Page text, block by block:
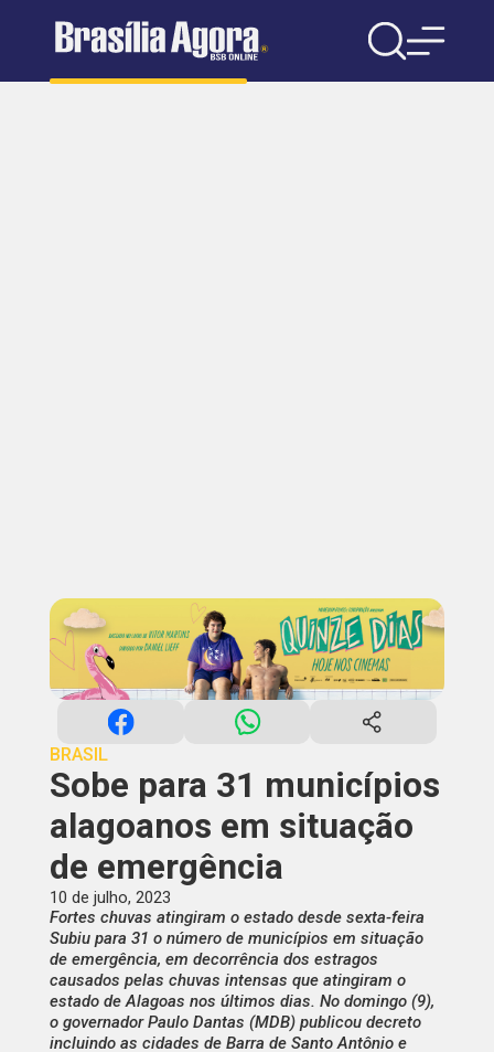
BRASIL
Sobe para 31 municípios
alagoanos em situação
de emergência
10 de julho, 2023
Fortes chuvas atingiram o estado desde sexta-feira
Subiu para 31 o número de municípios em situação
de emergência, em decorrência dos estragos
causados pelas chuvas intensas que atingiram o
estado de Alagoas nos últimos dias. No domingo (9),
o governador Paulo Dantas (MDB) publicou decreto
incluindo as cidades de Barra de Santo Antônio e